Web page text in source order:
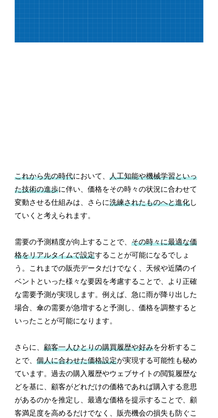
これから先の時代において、人工知能や機械学習といっ
た技術の進歩に伴い、価格をその時々の状況に合わせて
変動させる仕組みは、さらに洗練されたものへと進化し
ていくと考えられます。
需要の予測精度が向上することで、その時々に最適な価
格をリアルタイムで設定することが可能になるでしょ
う。これまでの販売データだけでなく、天候や近隣のイ
ベントといった様々な要因を考慮することで、より正確
な需要予測が実現します。例えば、急に雨が降り出した
場合、傘の需要が急増すると予測し、価格を調整すると
いったことが可能になります。
さらに、顧客一人ひとりの購買履歴や好みを分析するこ
とで、個人に合わせた価格設定が実現する可能性も秘め
ています。過去の購入履歴やウェブサイトの閲覧履歴な
どを基に、顧客がどれだけの価格であれば購入する意思
があるのかを推定し、最適な価格を提示することで、顧
客満足度を高めるだけでなく、販売機会の損失も防ぐこ